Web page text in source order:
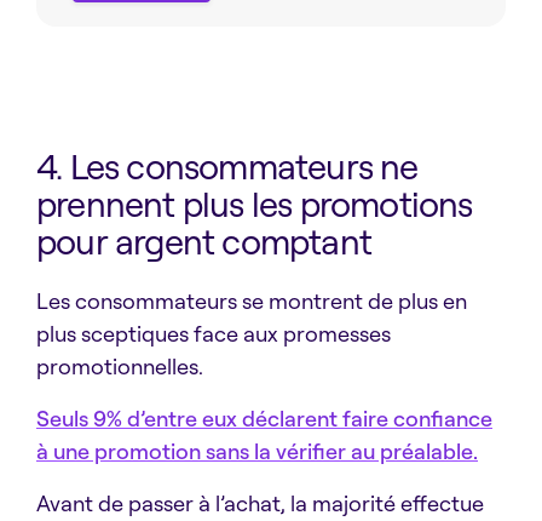
4. Les consommateurs ne
prennent plus les promotions
pour argent comptant
Les consommateurs se montrent de plus en
plus sceptiques face aux promesses
promotionnelles.
Seuls 9% d’entre eux déclarent faire confiance
à une promotion sans la vérifier au préalable.
Avant de passer à l’achat, la majorité effectue